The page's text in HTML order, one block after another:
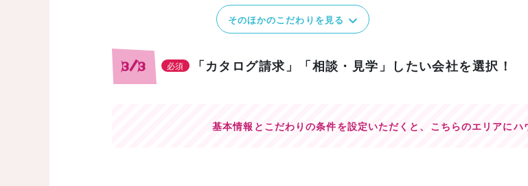
そのほかのこだわりを見る
3/3 必須 「カタログ請求」「相談・見学」したい会社を選択！
基本情報とこだわりの条件を設定いただくと、 こちらのエリアにハ